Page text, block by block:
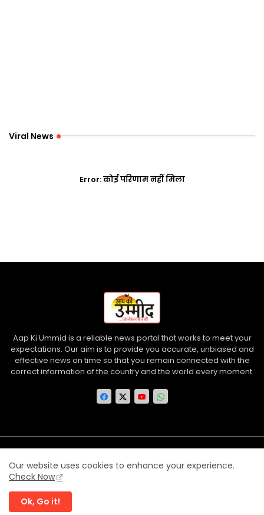
Viral News
Error:कोई परिणाम नहीं मिला
Aap Ki Ummid is a reliable news portal that works to meet your
expectations. Our aim is to provide you accurate, unbiased and
effective news on time so that you remain connected with the
correct information of the country and the world every moment.
©
Disclaimer
Terms and Conditions
Our website uses cookies to enhance your experience.
Check Now
Ok, Go it!